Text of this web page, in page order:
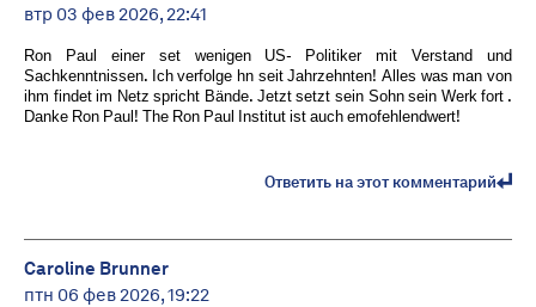
втр 03 фев 2026, 22:41
Ron Paul einer set wenigen US- Politiker mit Verstand und
Sachkenntnissen. Ich verfolge hn seit Jahrzehnten! Alles was man von
ihm findet im Netz spricht Bände. Jetzt setzt sein Sohn sein Werk fort .
Danke Ron Paul! The Ron Paul Institut ist auch emofehlendwert!
Ответить на этот комментарий
Caroline Brunner
птн 06 фев 2026, 19:22